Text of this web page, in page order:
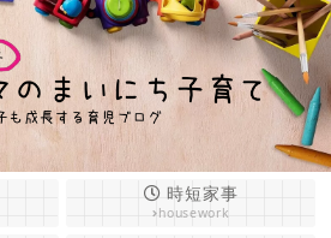
時短家事
housework